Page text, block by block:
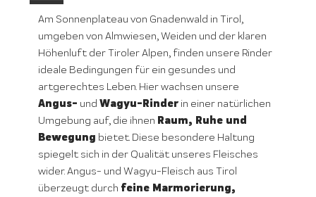
Am Sonnenplateau von Gnadenwald in Tirol,
umgeben von Almwiesen, Weiden und der klaren
Höhenluft der Tiroler Alpen, finden unsere Rinder
ideale Bedingungen für ein gesundes und
artgerechtes Leben. Hier wachsen unsere
Angus- und Wagyu-Rinderin einer natürlichen
Umgebung auf, die ihnen Raum, Ruhe und
Bewegung bietet. Diese besondere Haltung
spiegelt sich in der Qualität unseres Fleisches
wider. Angus- und Wagyu-Fleisch aus Tirol
überzeugt durch feine Marmorierung,